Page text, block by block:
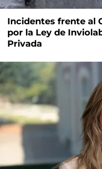
Incidentes frente al
por la Ley de
Privada